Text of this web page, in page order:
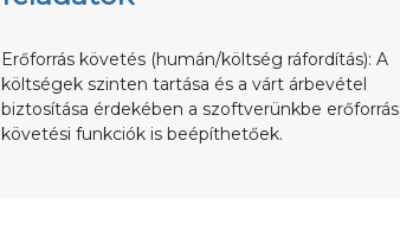
Erőforrás követés (humán/költség ráfordítás): A
költségek szinten tartása és a várt árbevétel
biztosítása érdekében a szoftverünkbe erőforrás
követési funkciók is beépíthetőek.